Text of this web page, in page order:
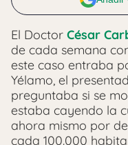
El Doctor César
de cada semana
este caso entraba
Yélamo, el
preguntaba si se
estaba cayendo la
ahora mismo por
cada 100.000